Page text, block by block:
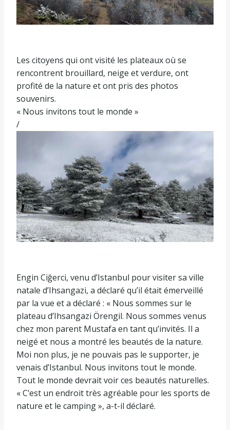
Les citoyens qui ont visité les plateaux où se
rencontrent brouillard, neige et verdure, ont
profité de la nature et ont pris des photos
souvenirs.
« Nous invitons tout le monde »
/
Engin Ciğerci, venu d’Istanbul pour visiter sa ville
natale d’Ihsangazi, a déclaré qu’il était émerveillé
par la vue et a déclaré : « Nous sommes sur le
plateau d’Ihsangazi Örengil. Nous sommes venus
chez mon parent Mustafa en tant qu’invités. Il a
neigé et nous a montré les beautés de la nature.
Moi non plus, je ne pouvais pas le supporter, je
venais d’Istanbul. Nous invitons tout le monde.
Tout le monde devrait voir ces beautés naturelles.
« C’est un endroit très agréable pour les sports de
nature et le camping », a-t-il déclaré.